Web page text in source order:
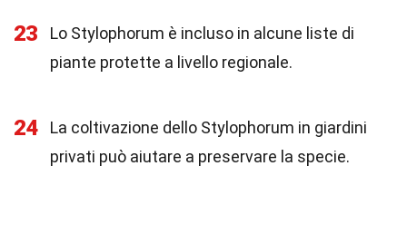
23
Lo Stylophorum è incluso in alcune liste di
piante protette a livello regionale.
24
La coltivazione dello Stylophorum in giardini
privati può aiutare a preservare la specie.